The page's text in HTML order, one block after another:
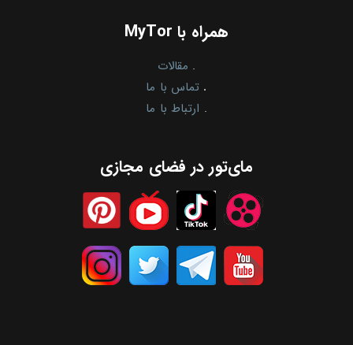
همراه با MyTor
. مقالات
. تماس با ما
. ارتباط با ما
مای‌تور در فضای مجازی